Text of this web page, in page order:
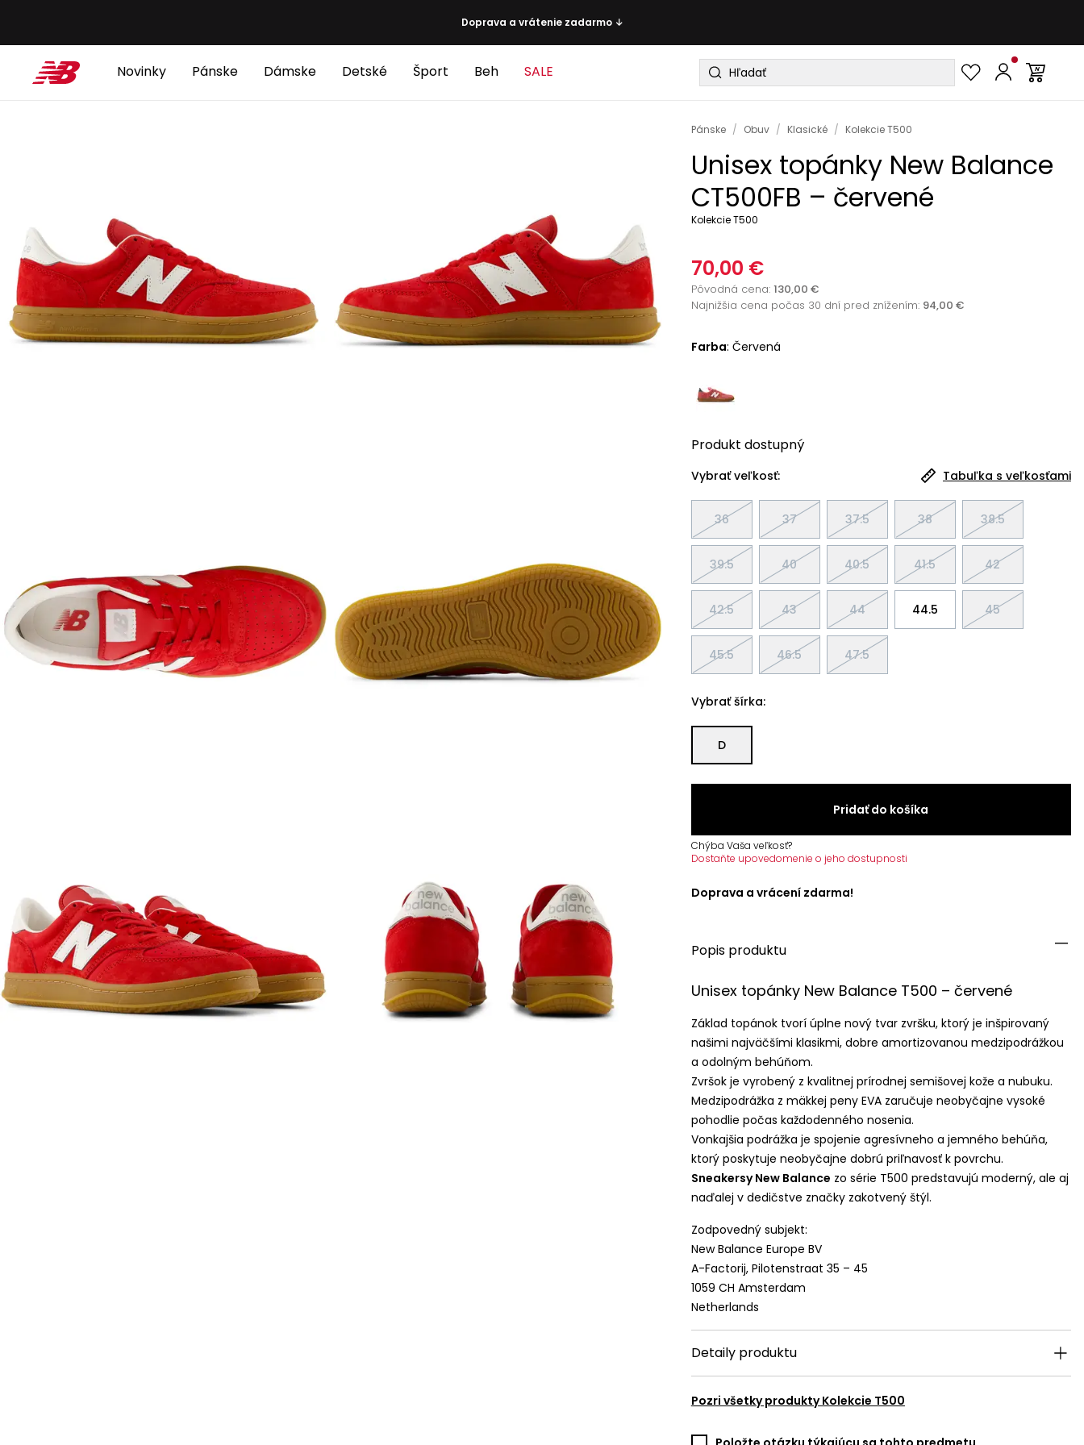
Doprava a vrátenie zadarmo ↓
Novinky Pánske Dámske Detské Šport Beh SALE
Pánske / Obuv / Klasické / Kolekcie T500
Unisex topánky New Balance
CT500FB – červené
Kolekcie T500
70,00 €
Pôvodná cena: 130,00 €
Najnižšia cena počas 30 dní pred znížením: 94,00 €
Farba: Červená
Produkt dostupný
Vybrať veľkosť: Tabuľka s veľkosťami
36 37 37.5 38 38.5
39.5 40 40.5 41.5 42
42.5 43 44 44.5 45
45.5 46.5 47.5
Vybrať šírka:
D
Pridať do košíka
Chýba Vaša veľkosť?
Dostaňte upovedomenie o jeho dostupnosti
Doprava a vrácení zdarma!
Popis produktu
Unisex topánky New Balance T500 – červené
Základ topánok tvorí úplne nový tvar zvršku, ktorý je inšpirovaný
našimi najväčšími klasikmi, dobre amortizovanou medzipodrážkou
a odolným behúňom.
Zvršok je vyrobený z kvalitnej prírodnej semišovej kože a nubuku.
Medzipodrážka z mäkkej peny EVAzaručuje neobyčajne vysoké
pohodlie počas každodenného nosenia.
Vonkajšia podrážka je spojenie agresívneho a jemného behúňa,
ktorý poskytuje neobyčajne dobrú priľnavosť k povrchu.
Sneakersy New Balance zo série T500 predstavujú moderný, ale aj
naďalej v dedičstve značky zakotvený štýl.
Zodpovedný subjekt:
New Balance Europe BV
A-Factorij, Pilotenstraat 35 – 45
1059 CH Amsterdam
Netherlands
Detaily produktu
Pozri všetky produkty Kolekcie T500